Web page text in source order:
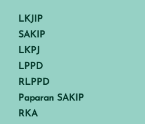
LKJIP
SAKIP
LKPJ
LPPD
RLPPD
Paparan SAKIP
RKA